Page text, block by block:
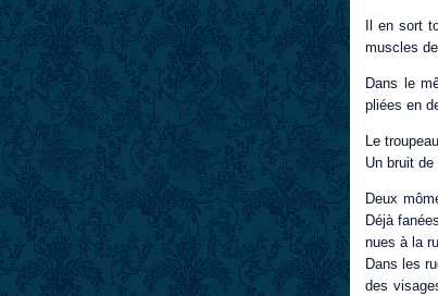
Il en sort
muscles
Dans le
pliées en
Le
Un bruit
Deux
Déjà
nues à la
Dans les
des